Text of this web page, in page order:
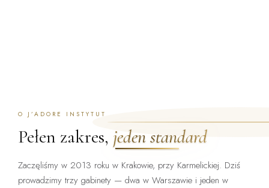
O J’ADORE INSTYTUT
Pełen zakres, jeden standard
Zaczęliśmy w 2013 roku w Krakowie, przy Karmelickiej. Dziś
prowadzimy trzy gabinety — dwa w Warszawie i jeden w